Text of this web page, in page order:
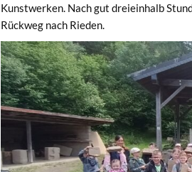
Kunstwerken. Nach gut dreieinhalb
Rückweg nach Rieden.